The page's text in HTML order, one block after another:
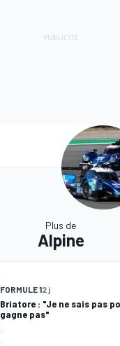
Plus de
Alpine
FORMULE 12 j
Briatore : "Je ne sais pas
gagne pas"